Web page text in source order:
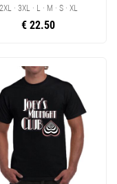
2XL · 3XL · L · M · S · XL
€ 22.50